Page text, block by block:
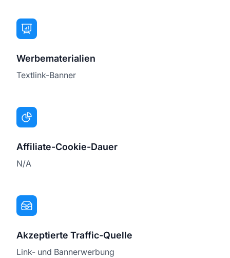
Werbematerialien
Textlink-Banner
Affiliate-Cookie-Dauer
N/A
Akzeptierte Traffic-Quelle
Link- und Bannerwerbung